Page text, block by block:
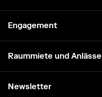
Engagement
Raummiete und Anlässe
Newsletter